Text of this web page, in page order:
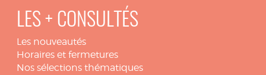
LES + CONSULTÉS
Les nouveautés
Horaires et fermetures
Nos sélections thématiques